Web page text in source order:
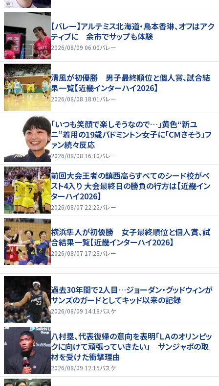
【バレー】アルテミス北海道・鳥本香琳、オフはアク
ティブに 余市でサップも体験
2026/08/09 06:00バレー
清風が初優勝 男子最終順位と個人賞、試合結
果一覧【近畿インターハイ2026】
2026/08/08 18:01 バレー
「いつも笑顔で楽しそうなので…」黄色“新ユ
ニ”着用の19歳バドミントン女子に「CMきそう」フ
ァン続々反応
2026/08/08 16:10バレー
前回大会王者の鎮西高らすべてのシード校がベ
スト4入り 大会最終日の勝負の行方は【近畿イン
ターハイ2026】
2026/08/07 22:22バレー
横浜隼人が初優勝 女子最終順位と個人賞、試
合結果一覧【近畿インターハイ2026】
2026/08/07 17:23バレー
過去30年間で2人目…ジョーダン・グッドウィンが
サンズのガードとしてキッド以来の記録
2026/08/09 14:18バスケ
八村塁、代表復帰の意向を表明「ＬＡのオリンピッ
クに向けて頑張っていきたい」 サンジャポの取
材を受けた衝撃理由
2026/08/09 12:15バスケ